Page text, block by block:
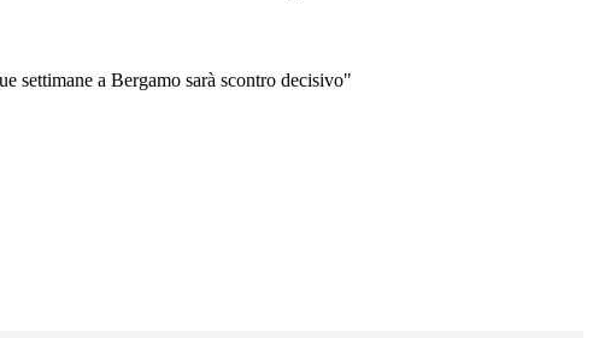
settimane a Bergamo sarà scontro decisivo"